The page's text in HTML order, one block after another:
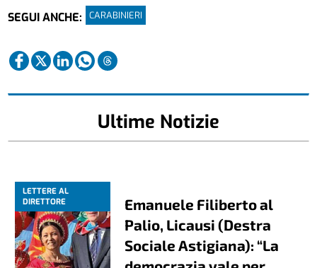
SEGUI ANCHE:
CARABINIERI
Ultime Notizie
LETTERE AL
DIRETTORE
Emanuele Filiberto al
Palio, Licausi (Destra
Sociale Astigiana): “La